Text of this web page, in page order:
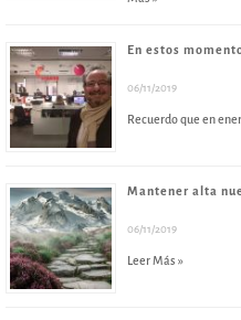
En estos
06/11/2019
Recuerdo que en
Mantener alta
06/11/2019
Leer Más »